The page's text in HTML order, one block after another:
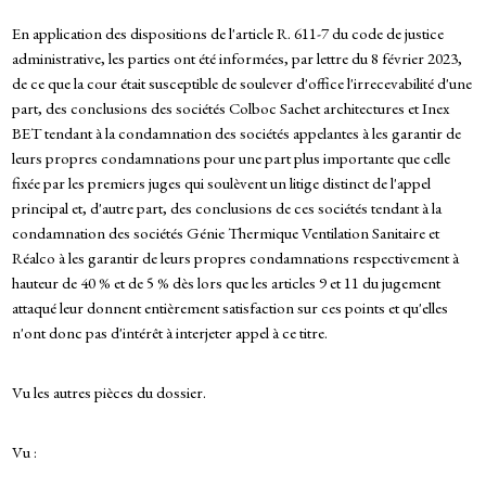
En application des dispositions de l'article R. 611-7 du code de justice
administrative, les parties ont été informées, par lettre du 8 février 2023,
de ce que la cour était susceptible de soulever d'office l'irrecevabilité d'une
part, des conclusions des sociétés Colboc Sachet architectures et Inex
BET tendant à la condamnation des sociétés appelantes à les garantir de
leurs propres condamnations pour une part plus importante que celle
fixée par les premiers juges qui soulèvent un litige distinct de l'appel
principal et, d'autre part, des conclusions de ces sociétés tendant à la
condamnation des sociétés Génie Thermique Ventilation Sanitaire et
Réalco à les garantir de leurs propres condamnations respectivement à
hauteur de 40 % et de 5 % dès lors que les articles 9 et 11 du jugement
attaqué leur donnent entièrement satisfaction sur ces points et qu'elles
n'ont donc pas d'intérêt à interjeter appel à ce titre.
Vu les autres pièces du dossier.
Vu :